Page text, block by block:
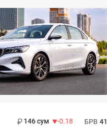
146 сум
-0.18
БРВ